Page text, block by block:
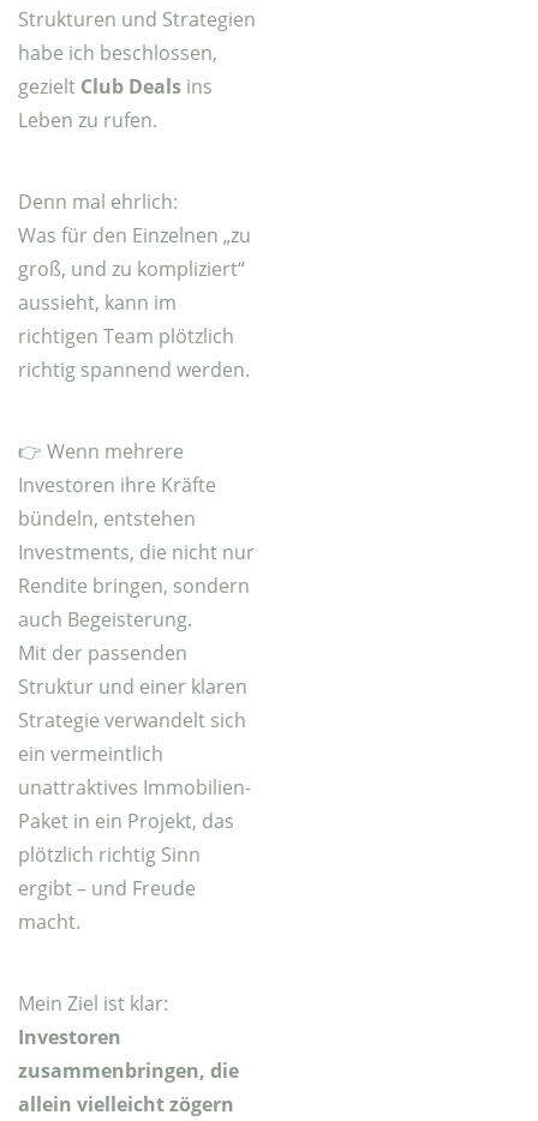
Strukturen und Strategien
habe ich beschlossen,
gezielt Club Deals ins
Leben zu rufen.
Denn mal ehrlich:
Was für den Einzelnen „zu
groß, und zu kompliziert“
aussieht, kann im
richtigen Team plötzlich
richtig spannend werden.
👉 Wenn mehrere
Investoren ihre Kräfte
bündeln, entstehen
Investments, die nicht nur
Rendite bringen, sondern
auch Begeisterung.
Mit der passenden
Struktur und einer klaren
Strategie verwandelt sich
ein vermeintlich
unattraktives Immobilien-
Paket in ein Projekt, das
plötzlich richtig Sinn
ergibt – und Freude
macht.
Mein Ziel ist klar:
Investoren
zusammenbringen, die
allein vielleicht zögern